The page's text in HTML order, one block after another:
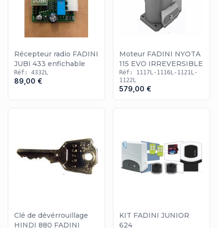
Récepteur radio FADINI
JUBI 433 enfichable
Réf: 4332L
89,00 €
Moteur FADINI NYOTA
115 EVO IRREVERSIBLE
Réf: 1117L-1116L-1121L-
1122L
579,00 €
Clé de dévérrouillage
HINDI 880 FADINI
KIT FADINI JUNIOR
624